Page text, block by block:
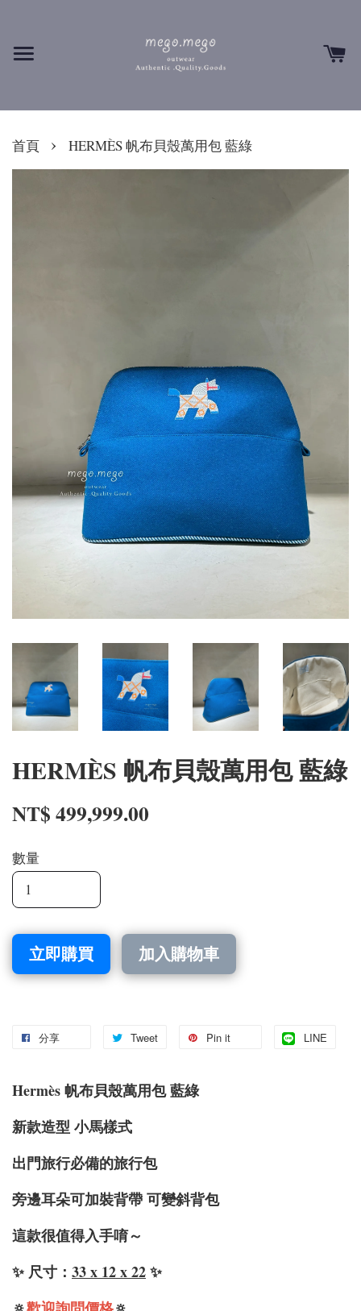
首頁 › HERMÈS 帆布貝殼萬用包 藍綠
HERMÈS 帆布貝殼萬用包 藍綠
NT$ 499,999.00
數量
立即購買 加入購物車
分享 Tweet Pin it LINE
Hermès 帆布貝殼萬用包 藍綠
新款造型 小馬樣式
出門旅行必備的旅行包
旁邊耳朵可加裝背帶 可變斜背包
這款很值得入手唷～
✨ 尺寸： 33 x 12 x 22✨